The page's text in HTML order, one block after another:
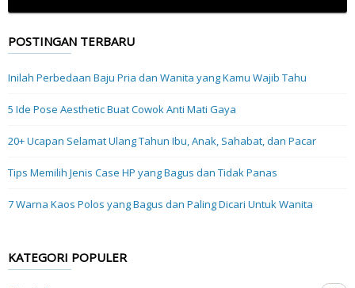
POSTINGAN TERBARU
Inilah Perbedaan Baju Pria dan Wanita yang Kamu Wajib Tahu
5 Ide Pose Aesthetic Buat Cowok Anti Mati Gaya
20+ Ucapan Selamat Ulang Tahun Ibu, Anak, Sahabat, dan Pacar
Tips Memilih Jenis Case HP yang Bagus dan Tidak Panas
7 Warna Kaos Polos yang Bagus dan Paling Dicari Untuk Wanita
KATEGORI POPULER